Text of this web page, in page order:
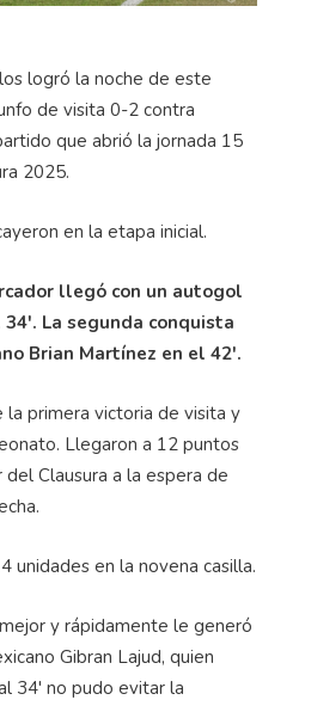
logró la noche de este
de visita 0-2 contra
que abrió la jornada 15
2025.
en la etapa inicial.
llegó con un autogol
La segunda conquista
Brian Martínez en el 42'.
la primera victoria de visita y
Llegaron a 12 puntos
Clausura a la espera de
unidades en la novena casilla.
y rápidamente le generó
Gibran Lajud, quien
34' no pudo evitar la